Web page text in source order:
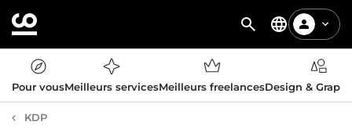
Pour vousMeilleurs servicesMeilleurs freelancesDesign &
KDP